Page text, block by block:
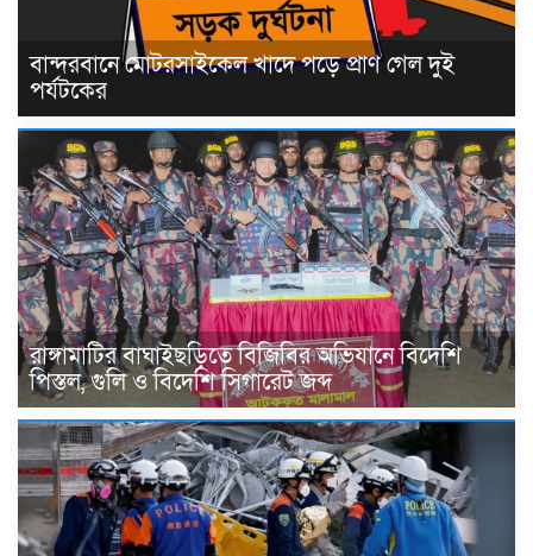
বান্দরবানে মোটরসাইকেল খাদে পড়ে প্রাণ গেল দুই
পর্যটকের
রাঙ্গামাটির বাঘাইছড়িতে বিজিবির অভিযানে বিদেশি
পিস্তল, গুলি ও বিদেশি সিগারেট জব্দ